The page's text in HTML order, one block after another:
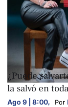
ARTE Y CULTURA
¿Puede
la salvó en
Ago 9 | 8:00, Por